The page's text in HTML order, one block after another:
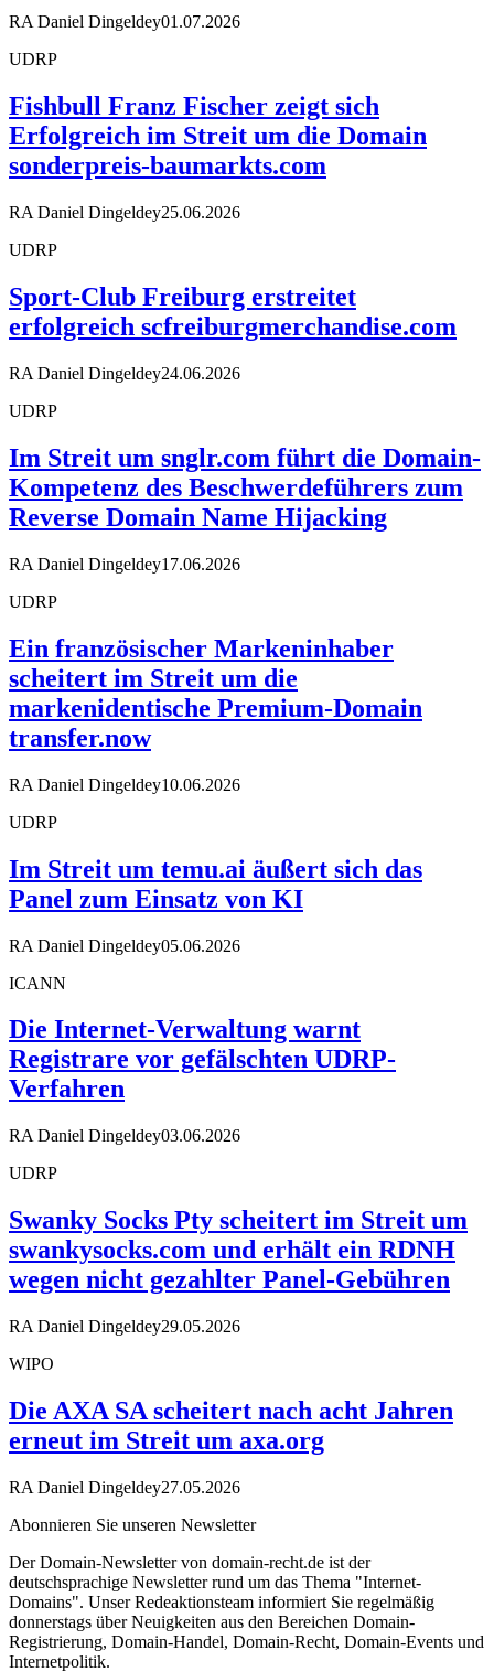
RA Daniel Dingeldey01.07.2026
UDRP
Fishbull Franz Fischer zeigt sich
Erfolgreich im Streit um die Domain
sonderpreis-baumarkts.com
RA Daniel Dingeldey25.06.2026
UDRP
Sport-Club Freiburg erstreitet
erfolgreich scfreiburgmerchandise.com
RA Daniel Dingeldey24.06.2026
UDRP
Im Streit um snglr.com führt die Domain-
Kompetenz des Beschwerdeführers zum
Reverse Domain Name Hijacking
RA Daniel Dingeldey17.06.2026
UDRP
Ein französischer Markeninhaber
scheitert im Streit um die
markenidentische Premium-Domain
transfer.now
RA Daniel Dingeldey10.06.2026
UDRP
Im Streit um temu.ai äußert sich das
Panel zum Einsatz von KI
RA Daniel Dingeldey05.06.2026
ICANN
Die Internet-Verwaltung warnt
Registrare vor gefälschten UDRP-
Verfahren
RA Daniel Dingeldey03.06.2026
UDRP
Swanky Socks Pty scheitert im Streit um
swankysocks.com und erhält ein RDNH
wegen nicht gezahlter Panel-Gebühren
RA Daniel Dingeldey29.05.2026
WIPO
Die AXA SA scheitert nach acht Jahren
erneut im Streit um axa.org
RA Daniel Dingeldey27.05.2026
Abonnieren Sie unseren Newsletter
Der Domain-Newsletter von domain-recht.de ist der
deutschsprachige Newsletter rund um das Thema "Internet-
Domains". Unser Redeaktionsteam informiert Sie regelmäßig
donnerstags über Neuigkeiten aus den Bereichen Domain-
Registrierung, Domain-Handel, Domain-Recht, Domain-Events und
Internetpolitik.